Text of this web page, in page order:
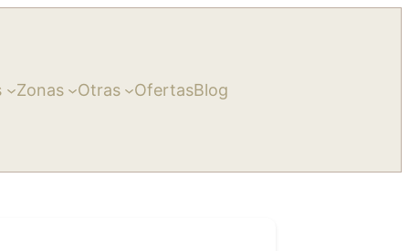
Zonas Otras OfertasBlog